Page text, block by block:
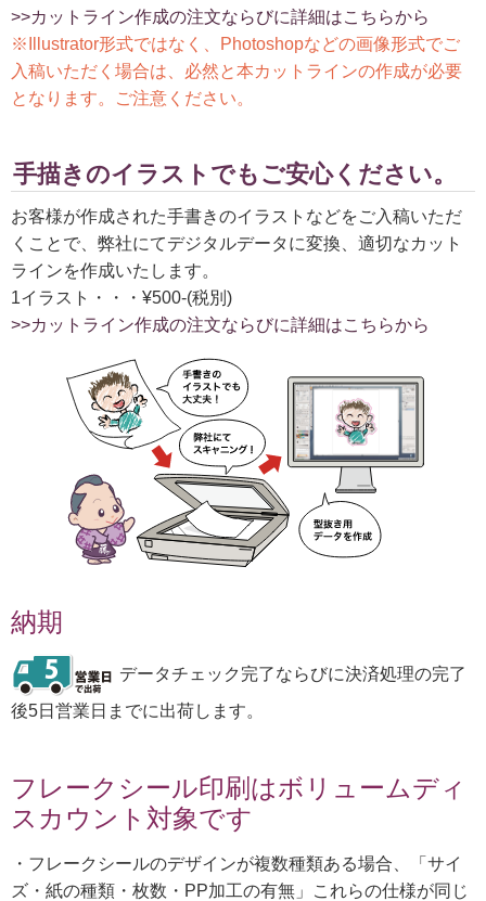
>>カットライン作成の注文ならびに詳細はこちらから
※Illustrator形式ではなく、Photoshopなどの画像形式でご
入稿いただく場合は、必然と本カットラインの作成が必要
となります。ご注意ください。
手描きのイラストでもご安心ください。
お客様が作成された手書きのイラストなどをご入稿いただ
くことで、弊社にてデジタルデータに変換、適切なカット
ラインを作成いたします。
1イラスト・・・¥500-(税別)
>>カットライン作成の注文ならびに詳細はこちらから
納期
データチェック完了ならびに決済処理の完了
後5日営業日までに出荷します。
フレークシール印刷はボリュームディ
スカウント対象です
・フレークシールのデザインが複数種類ある場合、「サイ
ズ・紙の種類・枚数・PP加工の有無」これらの仕様が同じ